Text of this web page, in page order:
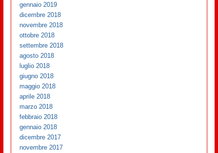
gennaio 2019
dicembre 2018
novembre 2018
ottobre 2018
settembre 2018
agosto 2018
luglio 2018
giugno 2018
maggio 2018
aprile 2018
marzo 2018
febbraio 2018
gennaio 2018
dicembre 2017
novembre 2017